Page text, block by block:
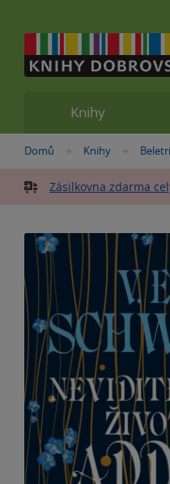
Nacházíte
zde:
Domů »
Knihy »
Zásilkovna zdarma
Knihy